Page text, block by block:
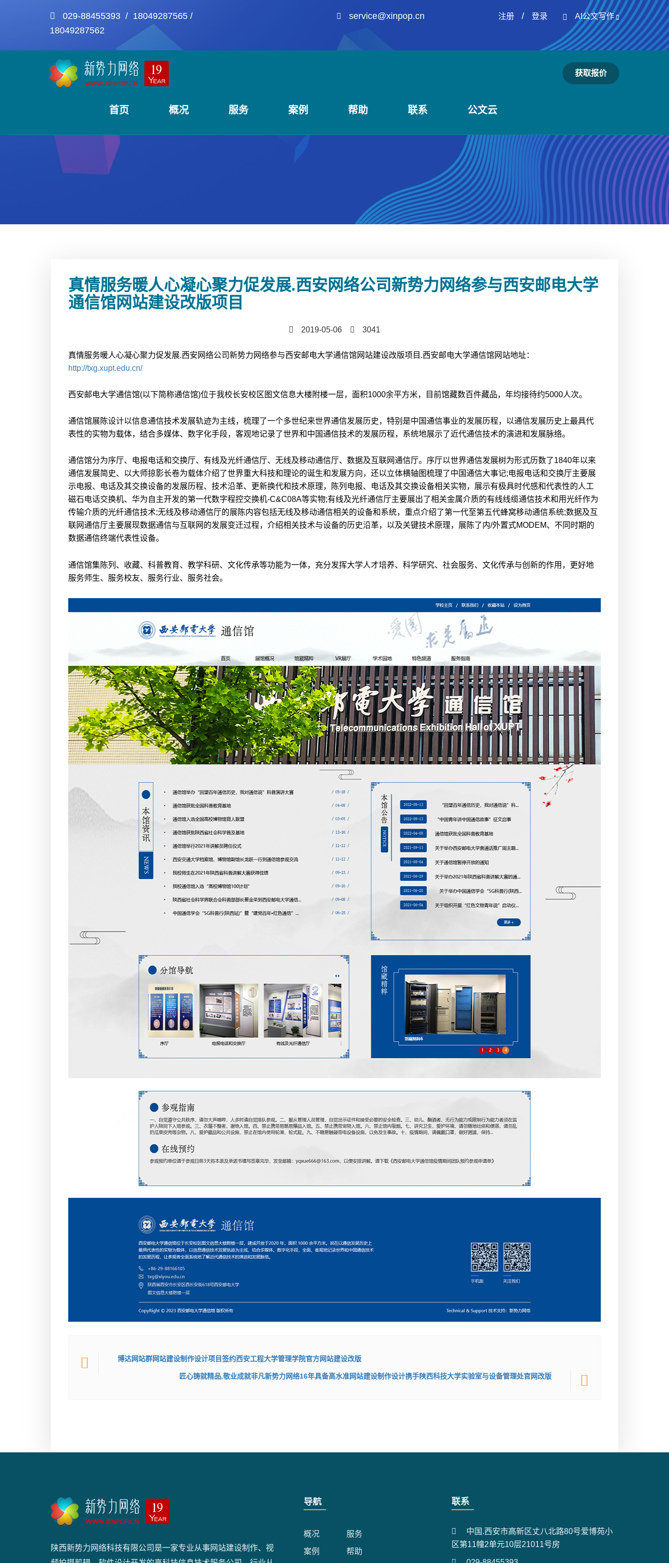
029-88455393 / 18049287565 /
18049287562
service@xinpop.cn 注册/ 登录 AI公文写作
首页 概况 服务 案例 帮助 联系 公文云
获取报价
真情服务暖人心凝心聚力促发展.西安网络公司新势力网络参与西安邮电大学
通信馆网站建设改版项目
2019-05-06 3041
真情服务暖人心凝心聚力促发展.西安网络公司新势力网络参与西安邮电大学通信馆网站建设改版项目.西安邮电大学通信馆网站地址：
http://txg.xupt.edu.cn/
西安邮电大学通信馆(以下简称通信馆)位于我校长安校区图文信息大楼附楼一层，面积1000余平方米，目前馆藏数百件藏品，年均接待约5000人次。
通信馆展陈设计以信息通信技术发展轨迹为主线，梳理了一个多世纪来世界通信发展历史，特别是中国通信事业的发展历程，以通信发展历史上最具代
表性的实物为载体，结合多媒体、数字化手段，客观地记录了世界和中国通信技术的发展历程，系统地展示了近代通信技术的演进和发展脉络。
通信馆分为序厅、电报电话和交换厅、有线及光纤通信厅、无线及移动通信厅、数据及互联网通信厅。序厅以世界通信发展树为形式历数了1840年以来
通信发展简史、以大师掠影长卷为载体介绍了世界重大科技和理论的诞生和发展方向，还以立体横轴图梳理了中国通信大事记;电报电话和交换厅主要展
示电报、电话及其交换设备的发展历程、技术沿革、更新换代和技术原理，陈列电报、电话及其交换设备相关实物，展示有极具时代感和代表性的人工
磁石电话交换机、华为自主开发的第一代数字程控交换机-C&C08A等实物;有线及光纤通信厅主要展出了相关金属介质的有线线缆通信技术和用光纤作为
传输介质的光纤通信技术;无线及移动通信厅的展陈内容包括无线及移动通信相关的设备和系统，重点介绍了第一代至第五代蜂窝移动通信系统;数据及互
联网通信厅主要展现数据通信与互联网的发展变迁过程，介绍相关技术与设备的历史沿革，以及关键技术原理，展陈了内/外置式MODEM、不同时期的
数据通信终端代表性设备。
通信馆集陈列、收藏、科普教育、教学科研、文化传承等功能为一体，充分发挥大学人才培养、科学研究、社会服务、文化传承与创新的作用，更好地
服务师生、服务校友、服务行业、服务社会。
博达网站群网站建设制作设计项目签约西安工程大学管理学院官方网站建设改版
匠心铸就精品,敬业成就非凡新势力网络16年具备高水准网站建设制作设计携手陕西科技大学实验室与设备管理处官网改版
陕西新势力网络科技有限公司是一家专业从事网站建设制作、视
导航
概况 服务
案例 帮助
联系
中国.西安市高新区丈八北路80号爱博苑小
区第11幢2单元10层21011号房